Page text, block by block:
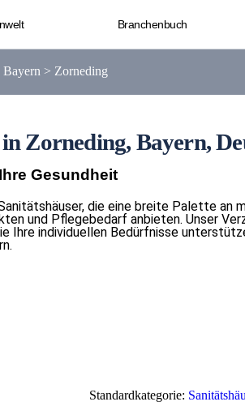
Branchenbuch
Bayern > Zorneding
Zorneding, Bayern,
Gesundheit
die eine breite Palette an
und Pflegebedarf anbieten. Unser
Ihre individuellen Bedürfnisse
Standardkategorie: